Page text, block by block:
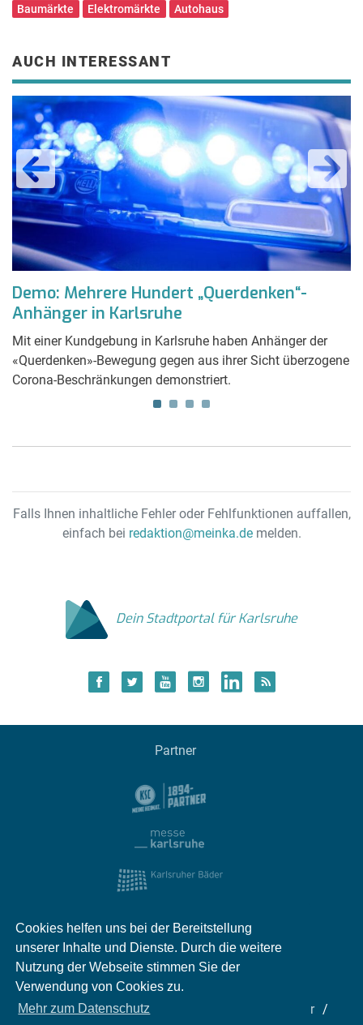
Cookies helfen uns bei der Bereitstellung
unserer Inhalte und Dienste. Durch die weitere
Nutzung der Webseite stimmen Sie der
Verwendung von Cookies zu.
Mehr zum Datenschutz
Baumärkte
Elektromärkte Autohaus
AUCH INTERESSANT
Demo: Mehrere Hundert „Querdenken“-
Anhänger in Karlsruhe
Mit einer Kundgebung in Karlsruhe haben Anhänger der
«Querdenken»-Bewegung gegen aus ihrer Sicht überzogene
Corona-Beschränkungen demonstriert.
Falls Ihnen inhaltliche Fehler oder Fehlfunktionen auffallen,
einfach bei redaktion@meinka.demelden.
Dein Stadtportal für Karlsruhe
Partner
Impressum Kontakt
Partner